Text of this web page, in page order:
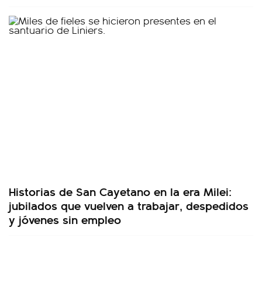
Historias de San Cayetano en la era Milei:
jubilados que vuelven a trabajar, despedidos
y jóvenes sin empleo